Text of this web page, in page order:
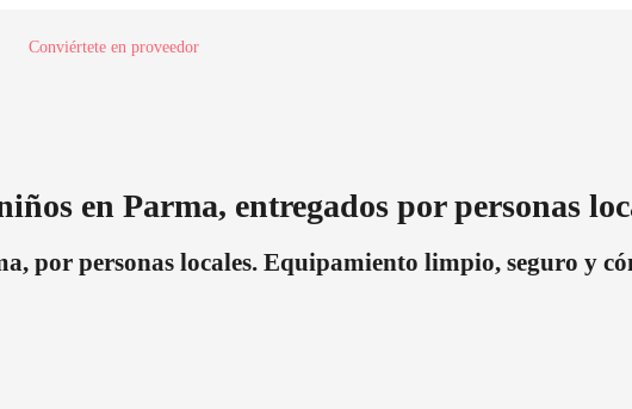
Conviértete en proveedor
en Parma, entregados por personas
por personas locales. Equipamiento limpio, seguro y